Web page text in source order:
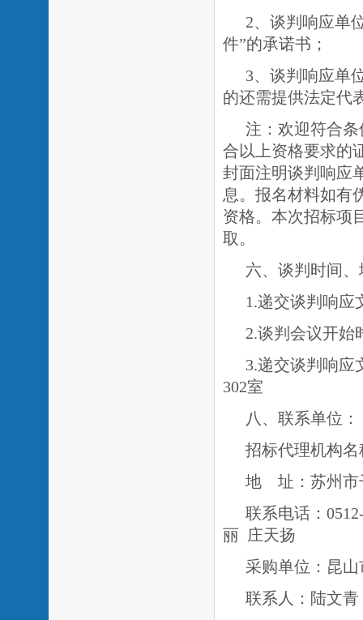
2、谈判响应单
件”的承诺书；
3、谈判响应单
的还需提供法定代
注：欢迎符合
合以上资格要求的
封面注明谈判响应
息。报名材料如有
资格。本次招标项
取。
六、谈判时间、
1.递交谈判响应
2.谈判会议开始
3.递交谈判响应
302室
八、联系单位：
招标代理机构
地 址：苏州
联系电话：
丽
庄天扬
采购单位：昆
联系人：